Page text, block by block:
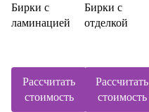
Бирки с
ламинацией
Рассчитать
стоимость
Бирки с
отделкой
Рассчитать
стоимость